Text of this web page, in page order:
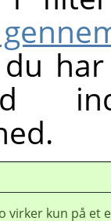
virker kun på et